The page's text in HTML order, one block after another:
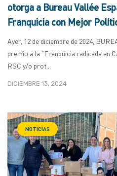
otorga a Bureau Vallée
Franquicia con Mejor
Ayer, 12 de diciembre de 2024,
premio a la "Franquicia radicada en
RSC y/o prot...
DICIEMBRE 13, 2024
NOTICIAS